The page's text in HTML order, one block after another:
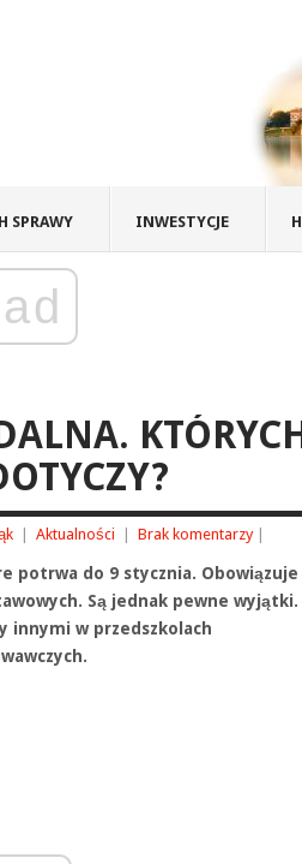
SPRAWY INWESTYCJE
ad
Aktualności Brak komentarzy
potrwa do 9 stycznia. Obowiązuje
Są jednak pewne wyjątki.
innymi w przedszkolach